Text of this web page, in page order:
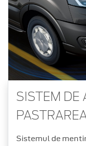
SISTEM DE
Sistemul de